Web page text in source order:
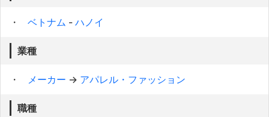
ベトナム - ハノイ
業種
メーカー → アパレル・ファッション
職種